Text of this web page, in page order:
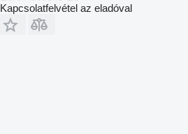
Kapcsolatfelvétel az eladóval